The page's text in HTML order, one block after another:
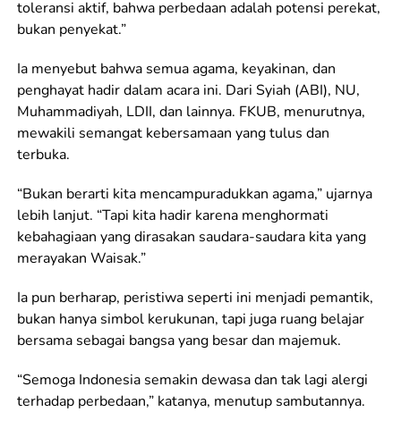
toleransi aktif, bahwa perbedaan adalah potensi perekat,
bukan penyekat.”
Ia menyebut bahwa semua agama, keyakinan, dan
penghayat hadir dalam acara ini. Dari Syiah (ABI), NU,
Muhammadiyah, LDII, dan lainnya. FKUB, menurutnya,
mewakili semangat kebersamaan yang tulus dan
terbuka.
“Bukan berarti kita mencampuradukkan agama,” ujarnya
lebih lanjut. “Tapi kita hadir karena menghormati
kebahagiaan yang dirasakan saudara-saudara kita yang
merayakan Waisak.”
Ia pun berharap, peristiwa seperti ini menjadi pemantik,
bukan hanya simbol kerukunan, tapi juga ruang belajar
bersama sebagai bangsa yang besar dan majemuk.
“Semoga Indonesia semakin dewasa dan tak lagi alergi
terhadap perbedaan,” katanya, menutup sambutannya.